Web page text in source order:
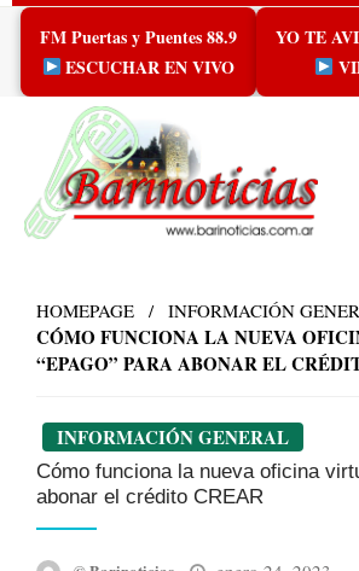
Skip
content
FM Puertas y Puentes 88.9
ESCUCHAR EN VIVO
YO TE
HOMEPAGE INFORMACIÓN
CÓMO FUNCIONA LA NUEVA
“EPAGO” PARA ABONAR EL
INFORMACIÓN GENERAL
Cómo funciona la nueva oficina
abonar el crédito CREAR
Posted